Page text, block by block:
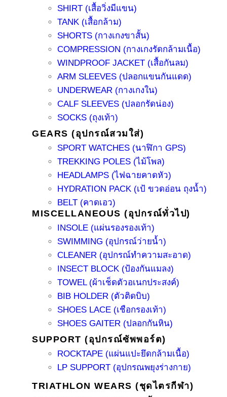
SHIRT (เสื้อวิ่งมีแขน)
TANK (เสื้อกล้าม)
SHORTS (กางเกงขาสั้น)
COMPRESSION (กางเกงรัดกล้ามเนื้อ)
WINDPROOF JACKET (เสื้อกันลม)
ARM SLEEVES (ปลอกแขนกันแดด)
UNDERWEAR (กางเกงใน)
CALF SLEEVES (ปลอกรัดน่อง)
SOCKS (ถุงเท้า)
GEARS (อุปกรณ์สวมใส่)
SPORT WATCHES (นาฬิกา GPS)
TREKKING POLES (ไม้โพล)
HEADLAMPS (ไฟฉายคาดหัว)
HYDRATION PACK (เป้ ขวดอ่อน ถุงน้ำ)
BELT (คาดเอว)
MISCELLANEOUS (อุปกรณ์ทั่วไป)
INSOLE (แผ่นรองรองเท้า)
SWIMMING (อุปกรณ์ว่ายน้ำ)
CLEANER (อุปกรณ์ทำความสะอาด)
INSECT BLOCK (ป้องกันแมลง)
TOWEL (ผ้าเช็ดตัวอเนกประสงค์)
BIB HOLDER (ตัวติดบิบ)
SHOES LACE (เชือกรองเท้า)
SHOES GAITER (ปลอกกันหิน)
SUPPORT (อุปกรณ์ซัพพอร์ต)
ROCKTAPE (แผ่นแปะยึดกล้ามเนื้อ)
LP SUPPORT (อุปกรณพยุงร่างกาย)
TRIATHLON WEARS (ชุดไตรกีฬา)